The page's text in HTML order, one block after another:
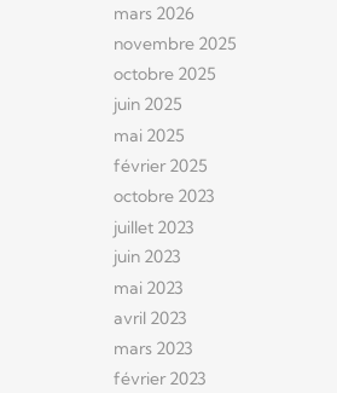
mars 2026
novembre 2025
octobre 2025
juin 2025
mai 2025
février 2025
octobre 2023
juillet 2023
juin 2023
mai 2023
avril 2023
mars 2023
février 2023